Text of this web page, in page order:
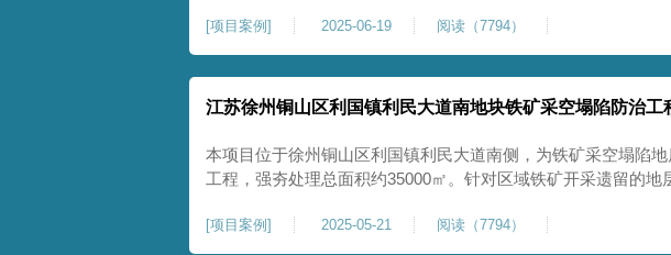
各类构支架、电气设备及配套设施建设标准。本项目是嵩县重要
施，投运后优化区域电网布局，增强当
[项目案例 ] 2025-06-19 阅读（7794）
江苏徐州铜山区利国镇利民大道南地块铁矿采空塌陷防治工
本项目位于徐州铜山区利国镇利民大道南侧，为铁矿采空塌陷
工程，强夯处理总面积约35000㎡。针对区域铁矿开采遗留的地
险，提升场地整体稳定性与承载力，彻底改善地块建设条件，实
灾害治理与土地安全利用。
[项目案例 ] 2025-05-21 阅读（7794）